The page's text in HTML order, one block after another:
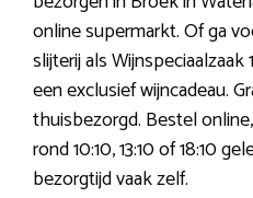
online supermarkt. Of ga
slijterij als
een exclusief wijncadeau.
thuisbezorgd. Bestel
rond 10:10, 13:10 of 18:10
bezorgtijd vaak zelf.